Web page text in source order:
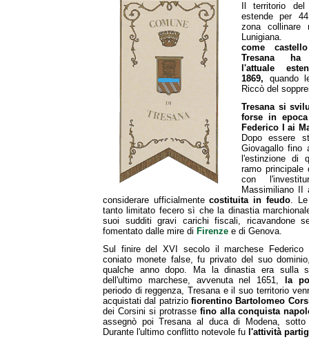
Il territorio
estende per
zona collinare
come
Tresana ha
l'attuale
1869, quando
Riccò del
Tresana si
forse in
Federico I ai
Dopo essere
Giovagallo fino
l'estinzione di
ramo
con
Massimiliano II
considerare ufficialmentecostituita in feudo. Le
tanto limitato fecero sì che la dinastia
suoi sudditi gravi carichi fiscali, ricavandone
fomentato dalle mire di Firenze e di Genova.
Sul finire del XVI secolo il marchese Federico
coniato monete false, fu privato del suo
qualche anno dopo. Ma la dinastia era sulla
dell'ultimo marchese, avvenuta nel 1651,
la
periodo di reggenza, Tresana e il suo territorio
acquistati dal patrizio fiorentino Bartolomeo
dei Corsini si protrasse fino alla conquista
assegnò poi Tresana al duca di Modena,
Durante l'ultimo conflitto notevole fu l'attività